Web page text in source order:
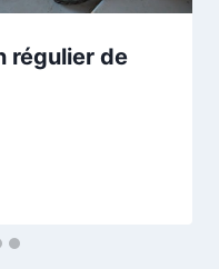
régulier de